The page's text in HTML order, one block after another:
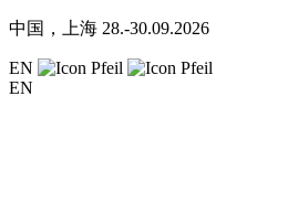
中国，上海 28.-30.09.2026
EN
EN